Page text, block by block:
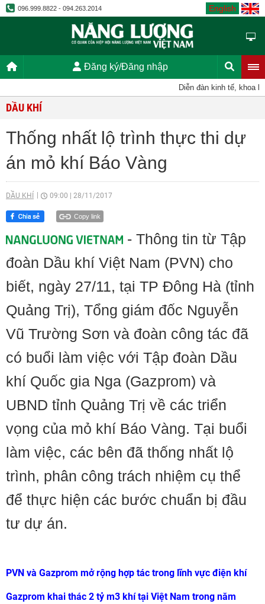
096.999.8822 - 094.263.2014 English
Đăng ký/Đăng nhập
Diễn đàn kinh tế, khoa
DẦU KHÍ
Thống nhất lộ trình thực thi dự
án mỏ khí Báo Vàng
DẦU KHÍ 09:00 28/11/2017
Copy link
- Thông tin từ Tập
đoàn Dầu khí Việt Nam (PVN) cho
biết, ngày 27/11, tại TP Đông Hà (tỉnh
Quảng Trị), Tổng giám đốc Nguyễn
Vũ Trường Sơn và đoàn công tác đã
có buổi làm việc với Tập đoàn Dầu
khí Quốc gia Nga (Gazprom) và
UBND tỉnh Quảng Trị về các triển
vọng của mỏ khí Báo Vàng. Tại buổi
làm việc, các bên đã thống nhất lộ
trình, phân công trách nhiệm cụ thể
để thực hiện các bước chuẩn bị đầu
tư dự án.
PVN và Gazprom mở rộng hợp tác trong lĩnh vực điện khí
Gazprom khai thác 2 tỷ m3 khí tại Việt Nam trong năm